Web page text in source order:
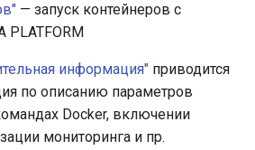
— запуск контейнеров с
PLATFORM
информация" приводится
по описанию параметров
Docker, включении
мониторинга и пр.